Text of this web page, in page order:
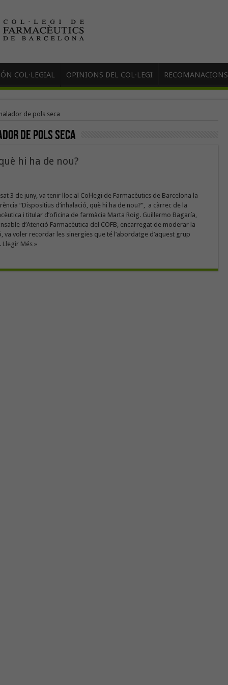
COL·LEGIAL OPINIONS DEL COL·LEGI RECOMANACIONS
de pols seca
de pols seca
hi ha de nou?
3 de juny, va tenir lloc al Col·legi de Farmacèutics de Barcelona la
“Dispositius d’inhalació, què hi ha de nou?”, a càrrec de la
i titular d’oficina de farmàcia Marta Roig. Guillermo Bagaría,
d’Atenció Farmacèutica del COFB, encarregat de moderar la
va voler recordar les sinergies que té l’abordatge d’aquest grup
Llegir Més »